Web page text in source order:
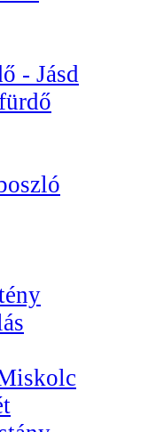
- Jásd